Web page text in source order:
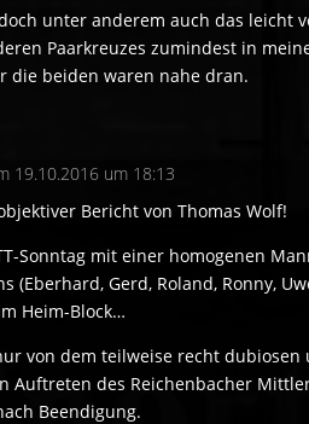
unter anderem auch das leicht
Paarkreuzes zumindest in
die beiden waren nahe dran.
19.10.2016 um 18:13
Bericht von Thomas Wolf!
Sonntag mit einer homogenen
(Eberhard, Gerd, Roland, Ronny,
Heim-Block…
von dem teilweise recht dubiosen
Auftreten des Reichenbacher
Beendigung.